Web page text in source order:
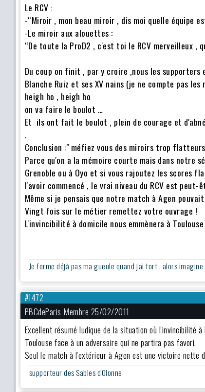
Le RCV :
-“Miroir , mon beau miroir , dis moi quelle équipe
-Le miroir aux alouettes :
“De toute la ProD2 , c'est toi le RCV merveilleux
Du coup on finit , par y croire ,nous les
Blanche Ruiz et ses XV nains (je ne compte pas
heigh ho , heigh ho
on va faire le boulot …
Et ils ont fait le boulot , plein de courage et
.
Conclusion :" méfiez vous des miroirs trop
Parce qu'on a la mémoire courte mais dans notre
Grenoble ou à Oyo et si vous rajoutez les scores
l'avoir commencé , le vrai niveau du RCV est
Même si je pensais que notre match à Agen
Vingt fois sur le métier remettez votre ouvrage !
L'invincibilité à domicile nous emmènera à
Je ferme déjà pas ma gueule quand j'ai tort , alors
#1472
PBCdeParis Membre 25/02/2011
Excellent résumé ludique de la situation où l'invincibilité
Toulouse face à un adversaire qui ne partira pas favori.
Seul le match à l'extérieur à Agen est une victoire nette
supporteur des Sables d'Olonne